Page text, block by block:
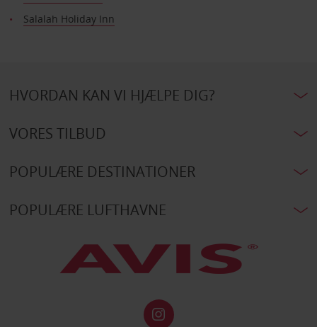
Salalah Holiday Inn
HVORDAN KAN VI HJÆLPE DIG?
VORES TILBUD
POPULÆRE DESTINATIONER
POPULÆRE LUFTHAVNE